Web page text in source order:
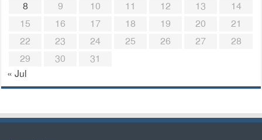
8
9 10 11 12 13
14
15
16 17 18 19 20
21
22
23 24 25 26 27
28
29
30
31
« Jul